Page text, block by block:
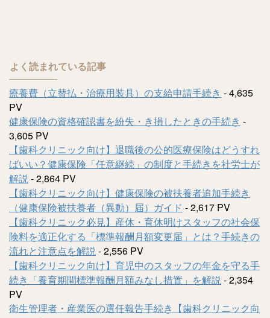
よく読まれている記事
療養費（立替払・治療用装具）の支給申請手続き - 4,635
PV
健康保険の資格確認書を紛失・き損したときの手続き -
3,605 PV
【歯科クリニック向け】退職後の公的医療保険はどうすれ
ばいい？健康保険「任意継続」の制度と手続きを社労士が
解説- 2,864 PV
【歯科クリニック向け】健康保険の被扶養者追加手続き
（健康保険被扶養者（異動）届）ガイド - 2,617 PV
【歯科クリニック必見】産休・育休明けスタッフの社会保
険料を適正化する「標準報酬月額変更届」とは？手続きの
流れと注意点を解説- 2,556 PV
【歯科クリニック向け】育児中のスタッフの年金を守る手
続き「養育期間標準報酬月額みなし措置」を解説- 2,354
PV
衛生管理者・産業医の選任報告手続き【歯科クリニック向